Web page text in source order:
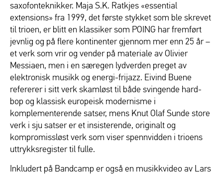
saxofonteknikker. Maja S.K. Ratkjes «essential
extensions» fra 1999, det første stykket som ble skrevet
til trioen, er blitt en klassiker som POING har fremført
jevnlig og på flere kontinenter gjennom mer enn 25 år –
et verk som vrir og vender på materiale av Olivier
Messiaen, men i en særegen lydverden preget av
elektronisk musikk og energi-frijazz. Eivind Buene
refererer i sitt verk skamløst til både svingende hard-
bop og klassisk europeisk modernisme i
komplementerende satser, mens Knut Olaf Sunde store
verk i sju satser er et insisterende, originalt og
kompromissløst verk som viser spennvidden i trioens
uttrykksregister til fulle.
Inkludert på Bandcamp er også en musikkvideo av Lars